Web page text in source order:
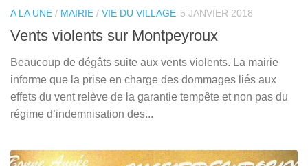
A LA UNE / MAIRIE / VIE DU VILLAGE 5 JANVIER 2018
Vents violents sur Montpeyroux
Beaucoup de dégâts suite aux vents violents. La mairie
informe que la prise en charge des dommages liés aux
effets du vent relève de la garantie tempête et non pas du
régime d’indemnisation des...